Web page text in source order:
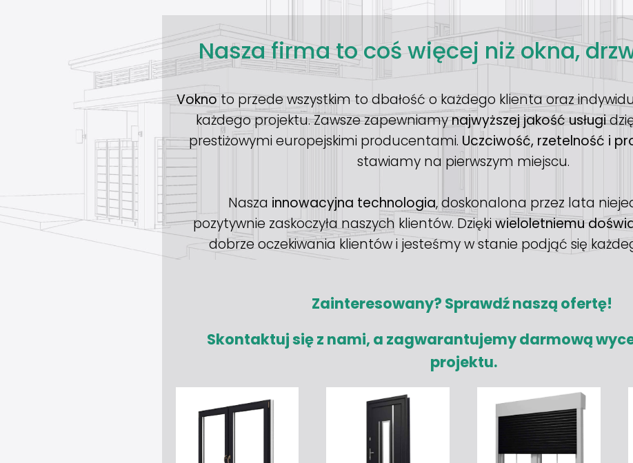
Nasza firma to coś więcej niż okna,
Voknoto przede wszystkim to dbałość o każdego klienta oraz
każdego projektu. Zawsze zapewniamynajwyższej jakość usługi
prestiżowymi europejskimi producentami. Uczciwość, rzetelność i
stawiamy na pierwszym miejscu.
Nasza innowacyjna technologia, doskonalona przez lata
pozytywnie zaskoczyła naszych klientów. Dzięki wieloletniemu
dobrze oczekiwania klientów i jesteśmy w stanie podjąć się
Zainteresowany? Sprawdź naszą ofertę!
Skontaktuj się z nami, a zagwarantujemy darmową
projektu.